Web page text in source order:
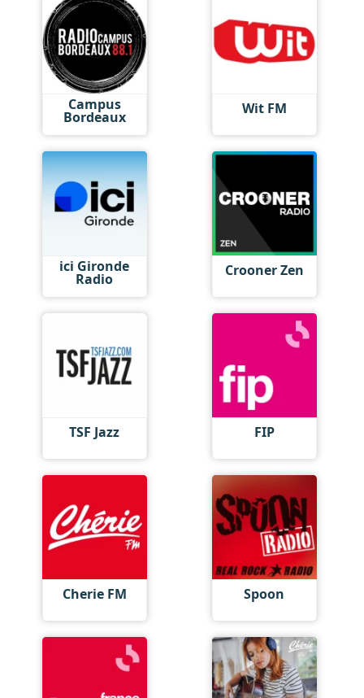
Campus
Bordeaux Wit FM
ici Gironde
Radio Crooner Zen
TSF Jazz FIP
Cherie FM Spoon